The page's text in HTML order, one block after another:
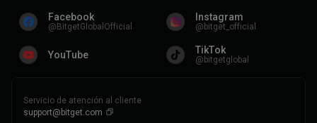
Facebook
@BitgetGlobalOfficial
Instagram
@bitget_official
YouTube TikTok
@bitgetglobal
Servicio de atención al cliente
support@bitget.com